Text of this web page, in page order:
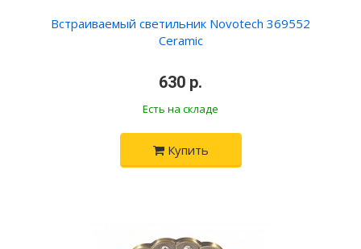
Встраиваемый светильник Novotech 369552
Ceramic
630 р.
Есть на складе
Купить